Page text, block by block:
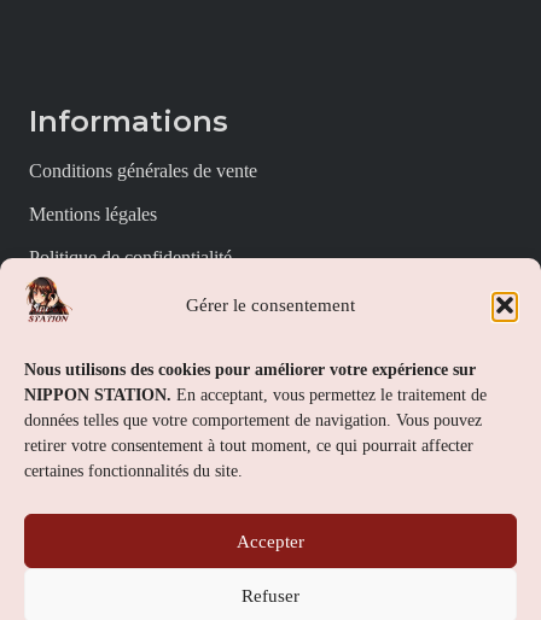
Gérer le consentement
Nous utilisons des cookies pour améliorer votre expérience sur
NIPPON STATION. En acceptant, vous permettez le traitement de
données telles que votre comportement de navigation. Vous pouvez
retirer votre consentement à tout moment, ce qui pourrait affecter
certaines fonctionnalités du site.
Accepter
Refuser
Informations
Conditions générales de vente
Mentions légales
Politique de confidentialité
Politique de cookies (UE)
Nippon Station
À propos
FAQs
Contact